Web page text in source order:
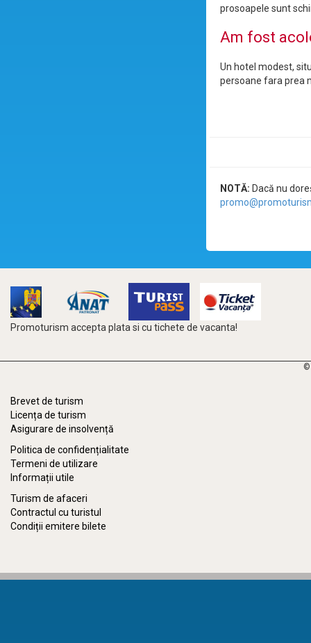
prosoapele sunt
Am fost
Un hotel modest,
persoane fara prea
NOTĂ: Dacă nu
Promoturism accepta plata si cu tichete de vacanta!
©
Brevet de turism
Licența de turism
Asigurare de insolvență
Politica de confidențialitate
Termeni de utilizare
Informații utile
Turism de afaceri
Contractul cu turistul
Condiții emitere bilete